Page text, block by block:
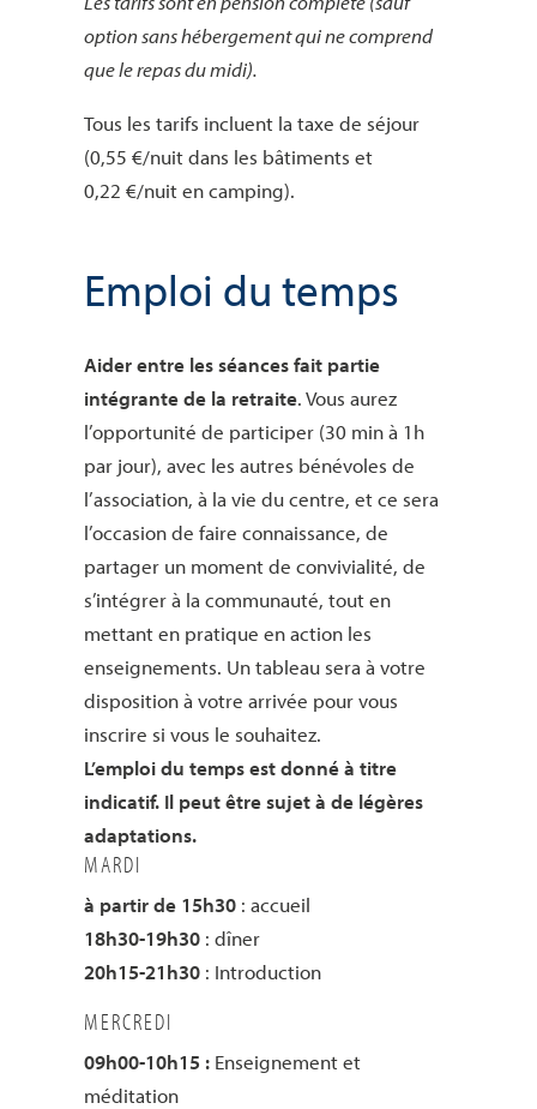
option sans hébergement qui ne comprend
que le repas du midi).
Tous les tarifs incluent la taxe de séjour
(0,55 €/nuit dans les bâtiments et
0,22 €/nuit en camping).
Emploi du temps
Aider entre les séances fait partie
intégrante de la retraite. Vous aurez
l’opportunité de participer (30 min à 1h
par jour), avec les autres bénévoles de
l’association, à la vie du centre, et ce sera
l’occasion de faire connaissance, de
partager un moment de convivialité, de
s’intégrer à la communauté, tout en
mettant en pratique en action les
enseignements. Un tableau sera à votre
disposition à votre arrivée pour vous
inscrire si vous le souhaitez.
L’emploi du temps est donné à titre
indicatif. Il peut être sujet à de légères
adaptations.
MARDI
à partir de 15h30: accueil
18h30-19h30: dîner
20h15-21h30 : Introduction
MERCREDI
09h00-10h15 :Enseignement et
méditation